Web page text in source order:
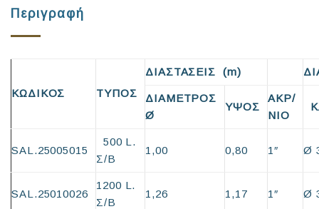
Περιγραφή
ΚΩΔΙΚΟΣ ΤΥΠΟΣ
ΔΙΑΣΤΑΣΕΙΣ (m)
ΔΙΑΜΕΤΡΟΣ
Ø
ΥΨΟΣ
ΑΚΡ/
ΝΙΟ
SAL.25005015
500 L.
Σ/Β
1,00 0,80 1″ Ø
SAL.25010026
1200 L.
Σ/Β
1,26 1,17 1″ Ø